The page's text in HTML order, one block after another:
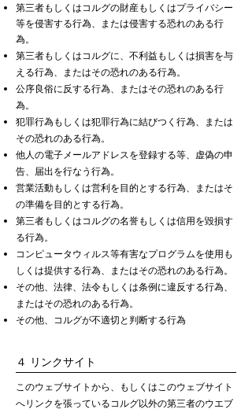
第三者もしくはコルグの財産もしくはプライバシー
等を侵害する行為、または侵害する恐れのある行
為。
第三者もしくはコルグに、不利益もしくは損害を与
える行為、またはその恐れのある行為。
公序良俗に反する行為、またはその恐れのある行
為。
犯罪行為もしくは犯罪行為に結びつく行為、または
その恐れのある行為。
他人の電子メールアドレスを登録する等、虚偽の申
告、届出を行なう行為。
営業活動もしくは営利を目的とする行為、またはそ
の準備を目的とする行為。
第三者もしくはコルグの名誉もしくは信用を毀損す
る行為。
コンピュータウィルス等有害なプログラムを使用も
しくは提供する行為、またはその恐れのある行為。
その他、法律、法令もしくは条例に違反する行為、
またはその恐れのある行為。
その他、コルグが不適切と判断する行為
４ リンクサイト
このウェブサイトから、もしくはこのウェブサイト
へリンクを張っているコルグ以外の第三者のウエブ